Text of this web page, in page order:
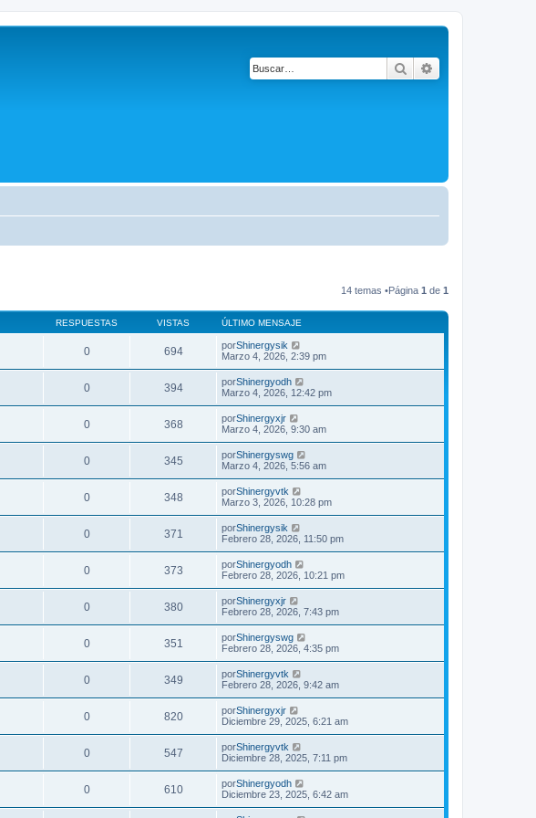
Buscar
14 temas •Página 1 de 1
RESPUESTAS VISTAS ÚLTIMO MENSAJE
0 694 porShinergysik
Marzo 4, 2026, 2:39 pm
0 394 porShinergyodh
Marzo 4, 2026, 12:42 pm
0 368 porShinergyxjr
Marzo 4, 2026, 9:30 am
0 345 porShinergyswg
Marzo 4, 2026, 5:56 am
0 348 porShinergyvtk
Marzo 3, 2026, 10:28 pm
0 371 porShinergysik
Febrero 28, 2026, 11:50 pm
0 373 porShinergyodh
Febrero 28, 2026, 10:21 pm
0 380 porShinergyxjr
Febrero 28, 2026, 7:43 pm
0 351 porShinergyswg
Febrero 28, 2026, 4:35 pm
0 349 porShinergyvtk
Febrero 28, 2026, 9:42 am
0 820 porShinergyxjr
Diciembre 29, 2025, 6:21 am
0 547 porShinergyvtk
Diciembre 28, 2025, 7:11 pm
0 610 porShinergyodh
Diciembre 23, 2025, 6:42 am